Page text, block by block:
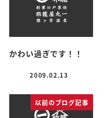
かわい過ぎです！！
投稿日
2009.02.13
以前のブログ記事